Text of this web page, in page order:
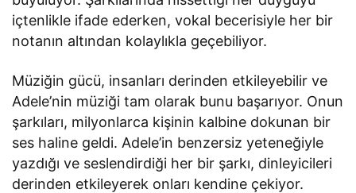
içtenlikle ifade ederken, vokal becerisiyle her bir
notanın altından kolaylıkla geçebiliyor.
Müziğin gücü, insanları derinden etkileyebilir ve
Adele’nin müziği tam olarak bunu başarıyor. Onun
şarkıları, milyonlarca kişinin kalbine dokunan bir
ses haline geldi. Adele’in benzersiz yeteneğiyle
yazdığı ve seslendirdiği her bir şarkı, dinleyicileri
derinden etkileyerek onları kendine çekiyor.